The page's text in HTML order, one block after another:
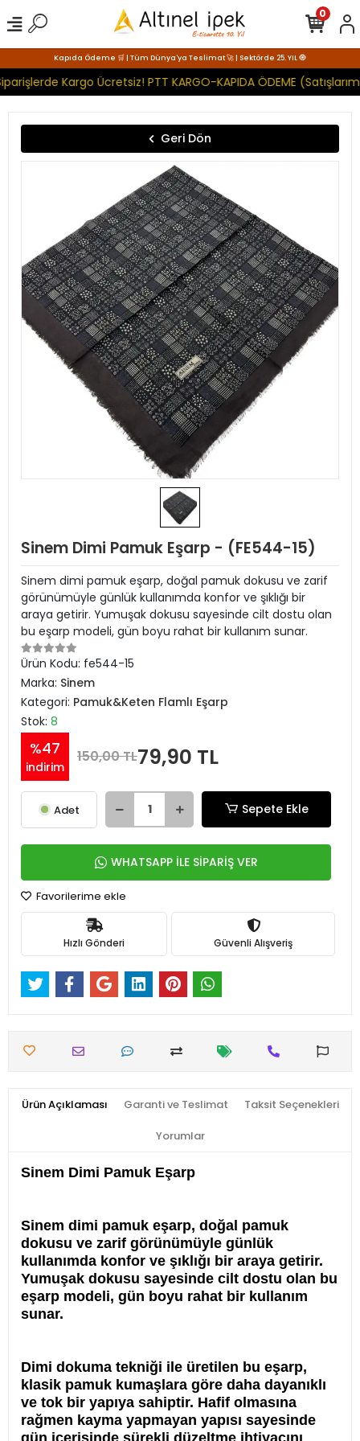
Kapıda Ödeme 🛒 | Tüm Dünya'ya Teslimat 🚀 | Sektörde 25. YIL 🧿
Kargo Ücretsiz! PTT KARGO-KAPIDA ÖDEME
0
Geri Dön
Sinem Dimi Pamuk Eşarp - (FE544-15)
Sinem dimi pamuk eşarp, doğal pamuk dokusu ve zarif
görünümüyle günlük kullanımda konfor ve şıklığı bir
araya getirir. Yumuşak dokusu sayesinde cilt dostu olan
bu eşarp modeli, gün boyu rahat bir kullanım sunar.
Ürün Kodu: fe544-15
Marka: Sinem
Kategori: Pamuk&Keten Flamlı Eşarp
Stok: 8
%47
indirim
150,00 TL79,90 TL
Adet Sepete Ekle
WHATSAPP İLE SİPARİŞ VER
Favorilerime ekle
Hızlı Gönderi Güvenli Alışveriş
Ürün Açıklaması Garanti ve Teslimat Taksit Seçenekleri
Yorumlar
Sinem Dimi Pamuk Eşarp
Sinem dimi pamuk eşarp, doğal pamuk
dokusu ve zarif görünümüyle günlük
kullanımda konfor ve şıklığı bir araya getirir.
Yumuşak dokusu sayesinde cilt dostu olan bu
eşarp modeli, gün boyu rahat bir kullanım
sunar.
Dimi dokuma tekniği ile üretilen bu eşarp,
klasik pamuk kumaşlara göre daha dayanıklı
ve tok bir yapıya sahiptir. Hafif olmasına
rağmen kayma yapmayan yapısı sayesinde